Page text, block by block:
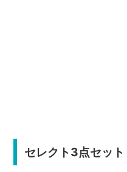
セレクト3点セッ